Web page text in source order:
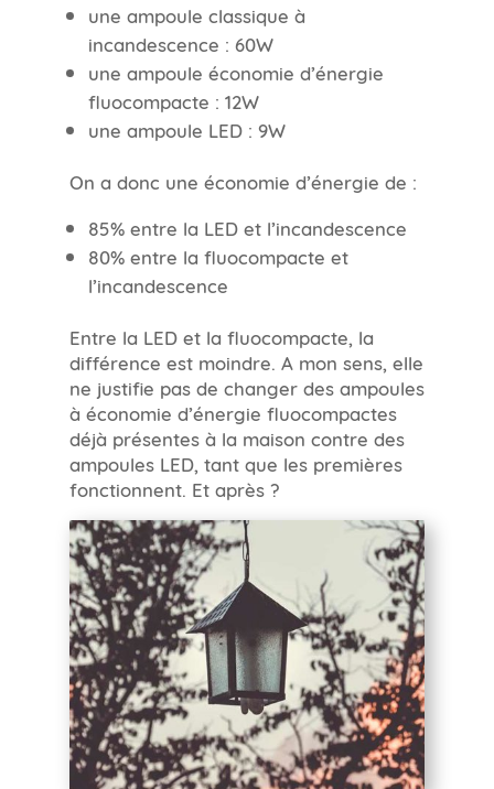
une ampoule classique à
incandescence : 60W
une ampoule économie d’énergie
fluocompacte : 12W
une ampoule LED : 9W
On a donc une économie d’énergie de :
85% entre la LED et l’incandescence
80% entre la fluocompacte et
l’incandescence
Entre la LED et la fluocompacte, la
différence est moindre. A mon sens, elle
ne justifie pas de changer des ampoules
à économie d’énergie fluocompactes
déjà présentes à la maison contre des
ampoules LED, tant que les premières
fonctionnent. Et après ?